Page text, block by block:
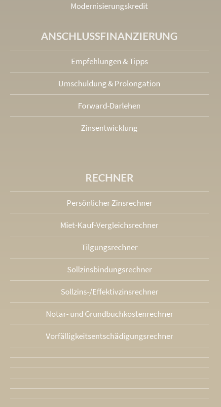
Modernisierungskredit
ANSCHLUSS­FINANZIERUNG
Empfehlungen & Tipps
Umschuldung & Prolongation
Forward-Darlehen
Zinsentwicklung
RECHNER
Persönlicher Zinsrechner
Miet-Kauf-Vergleichsrechner
Tilgungsrechner
Sollzinsbindungs­rechner
Sollzins-/Effektivzins­rechner
Notar- und Grundbuchkosten­rechner
Vorfälligkeits­entschädigungs­rechner